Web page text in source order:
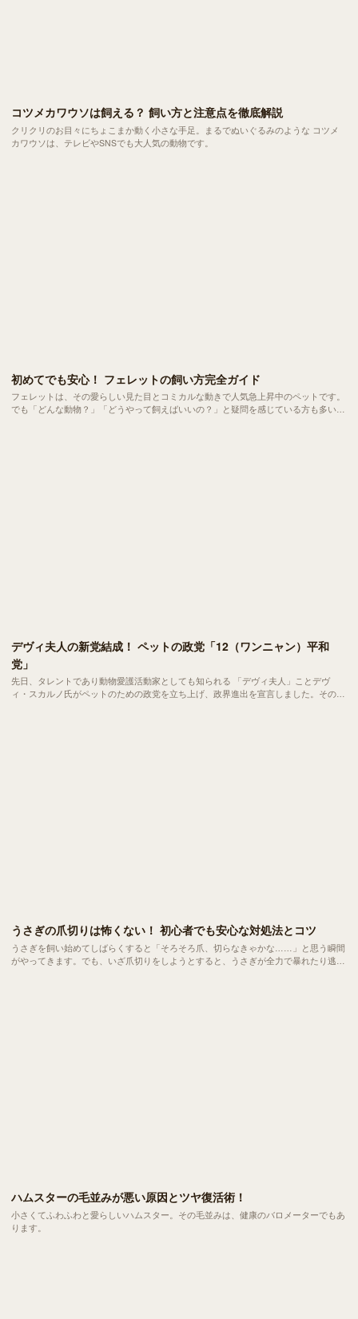
コツメカワウソは飼える？ 飼い方と注意点を徹底解説
クリクリのお目々にちょこまか動く小さな手足。まるでぬいぐるみのような コツメ
カワウソは、テレビやSNSでも大人気の動物です。
初めてでも安心！ フェレットの飼い方完全ガイド
フェレットは、その愛らしい見た目とコミカルな動きで人気急上昇中のペットです。
でも「どんな動物？」「どうやって飼えばいいの？」と疑問を感じている方も多いは
デヴィ夫人の新党結成！ ペットの政党「12（ワンニャン）平和
党」
先日、タレントであり動物愛護活動家としても知られる 「デヴィ夫人」ことデヴ
ィ・スカルノ氏がペットのための政党を立ち上げ、政界進出を宣言しました。その名
うさぎの爪切りは怖くない！ 初心者でも安心な対処法とコツ
うさぎを飼い始めてしばらくすると「そろそろ爪、切らなきゃかな……」と思う瞬間
がやってきます。でも、いざ爪切りをしようとすると、うさぎが全力で暴れたり逃げ
ハムスターの毛並みが悪い原因とツヤ復活術！
小さくてふわふわと愛らしいハムスター。その毛並みは、健康のバロメーターでもあ
ります。